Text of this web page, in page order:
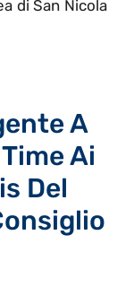
di San Nicola
A
Ai
Del